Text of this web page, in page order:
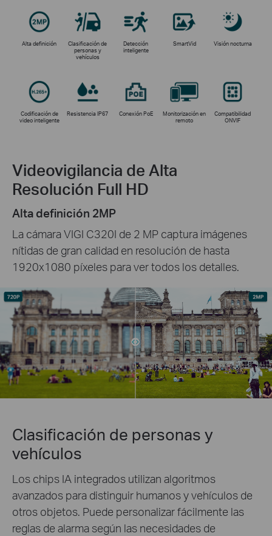
Alta definición
Clasificación de
personas y
vehículos
Detección
inteligente
SmartVid Visión nocturna
Codificación de
video inteligente
Resistencia IP67 Conexión PoE
Monitorización en
remoto
Compatibilidad
ONVIF
Videovigilancia de Alta
Resolución Full HD
Alta definición 2MP
La cámara VIGI C320I de 2 MP captura imágenes
nítidas de gran calidad en resolución de hasta
1920x1080 píxeles para ver todos los detalles.
Clasificación de personas y
vehículos
Los chips IA integrados utilizan algoritmos
avanzados para distinguir humanos y vehículos de
otros objetos. Puede personalizar fácilmente las
reglas de alarma según las necesidades de